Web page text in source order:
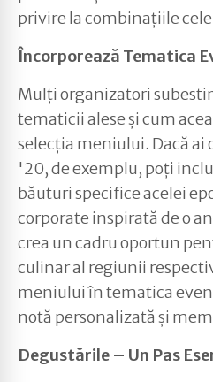
privire la combinațiile
Încorporează Tematica
Mulți organizatori
tematicii alese și cum
selecția meniului. Dacă ai
'20, de exemplu, poți
băuturi specifice acelei
corporate inspirată de o
crea un cadru oportun
culinar al regiunii
meniului în tematica
notă personalizată și
Degustările – Un Pas